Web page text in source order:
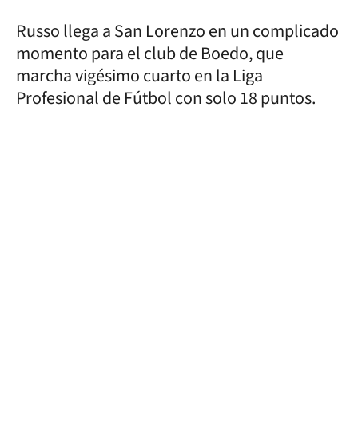
Russo llega a San Lorenzo en un complicado
momento para el club de Boedo, que
marcha vigésimo cuarto en la Liga
Profesional de Fútbol con solo 18 puntos.